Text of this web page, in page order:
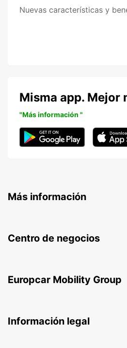
Nuevas características y
Misma app. Mejor
"Más información "
Más información
Centro de negocios
Europcar Mobility Group
Información legal